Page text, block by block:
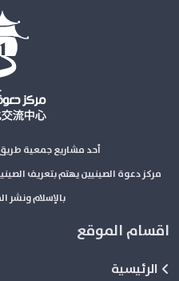
أحد مشاريع جمعية طريق
مركز دعوة الصينيين يهتم بتعريف
بالإسلام ونشر
اقسام الموقع
الرئيسية